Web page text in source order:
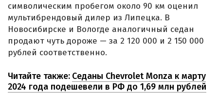
символическим пробегом около 90 км оценил
мультибрендовый дилер из Липецка. В
Новосибирске и Вологде аналогичный седан
продают чуть дороже — за 2 120 000 и 2 150 000
рублей соответственно.
Читайте также: Седаны Chevrolet Monza к марту
2024 года подешевели в РФ до 1,69 млн рублей